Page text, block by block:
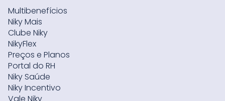
Multibenefícios
Niky Mais
Clube Niky
NikyFlex
Preços e Planos
Portal do RH
Niky Saúde
Niky Incentivo